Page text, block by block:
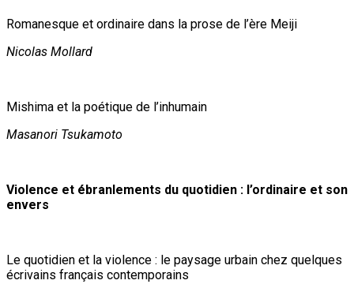
Romanesque et ordinaire dans la prose de l’ère Meiji
Nicolas Mollard
Mishima et la poétique de l’inhumain
Masanori Tsukamoto
Violence et ébranlements du quotidien : l’ordinaire et son
envers
Le quotidien et la violence : le paysage urbain chez quelques
écrivains français contemporains